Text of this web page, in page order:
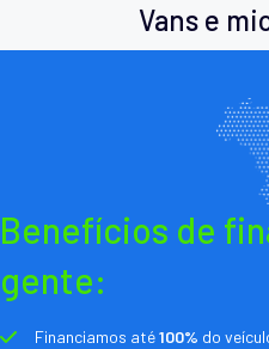
Vans e
Benefícios de
gente:
Financiamos até100% do